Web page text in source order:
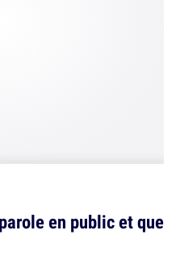
en public et que